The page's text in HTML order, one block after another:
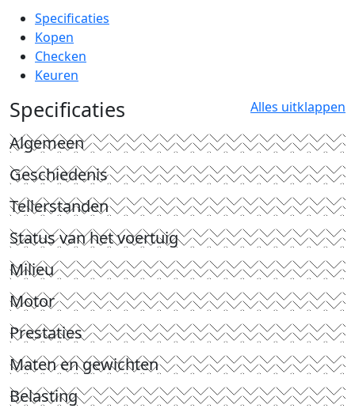
Specificaties
Kopen
Checken
Keuren
Specificaties Alles uitklappen
Algemeen
Geschiedenis
Tellerstanden
Status van het voertuig
Milieu
Motor
Prestaties
Maten en gewichten
Belasting